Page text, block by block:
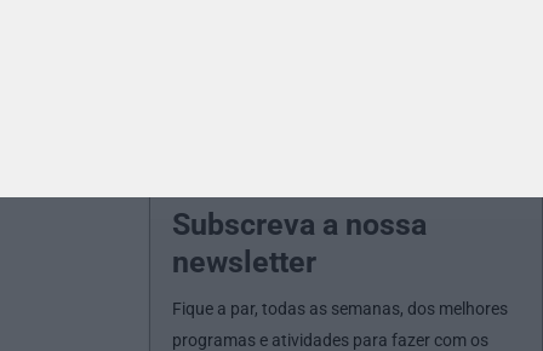
Subscreva a nossa
newsletter
Fique a par, todas as semanas, dos melhores
programas e atividades para fazer com os